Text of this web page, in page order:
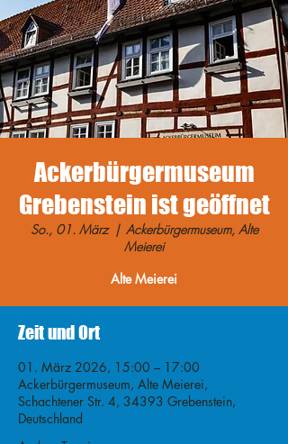
Ackerbürgermuseum
Grebenstein ist geöffnet
So., 01. März
  |
Ackerbürgermuseum, Alte
Meierei
Alte Meierei
Zeit und Ort
01. März 2026, 15:00 – 17:00
Ackerbürgermuseum, Alte Meierei,
Schachtener Str. 4, 34393 Grebenstein,
Deutschland